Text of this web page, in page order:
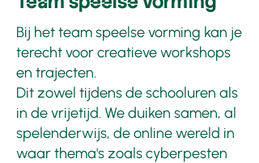
Bij het team speelse vorming kan je
terecht voor creatieve workshops
en trajecten.
Dit zowel tijdens de schooluren als
in de vrijetijd. We duiken samen, al
spelenderwijs, de online wereld in
waar thema's zoals cyberpesten